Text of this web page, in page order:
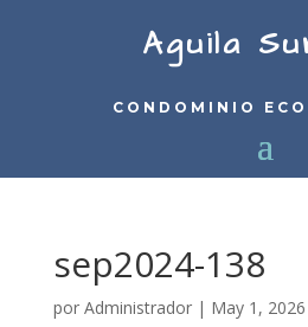
Aguila
CONDOMINIO
sep2024-138
por Administrador| May 1, 2026